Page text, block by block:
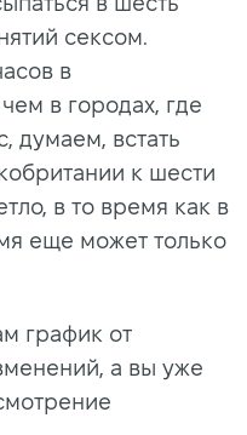
сексом.
в
в городах, где
думаем, встать
к шести
в то время как в
еще может только
график от
а вы уже